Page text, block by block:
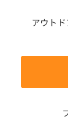
アウト